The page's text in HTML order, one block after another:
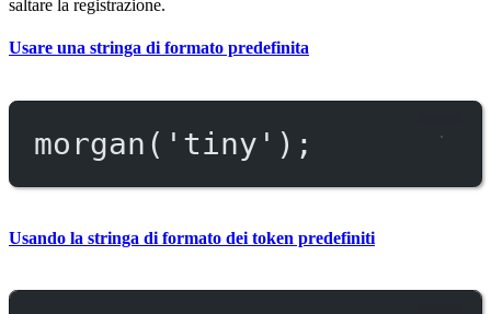
saltare la registrazione.
Usare una stringa di formato predefinita
morgan ( 'tiny' );
Usando la stringa di formato dei token predefiniti